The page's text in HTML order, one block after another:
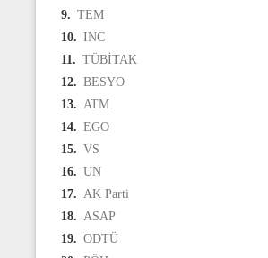
9. TEM
10. INC
11. TÜBİTAK
12. BESYO
13. ATM
14. EGO
15. VS
16. UN
17. AK Parti
18. ASAP
19. ODTÜ